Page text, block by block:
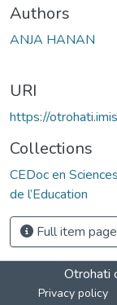
Authors
ANJA HANAN
URI
https://
Collections
CEDoc en
de l’Education
Full item page
Otrohati
Privacy policy